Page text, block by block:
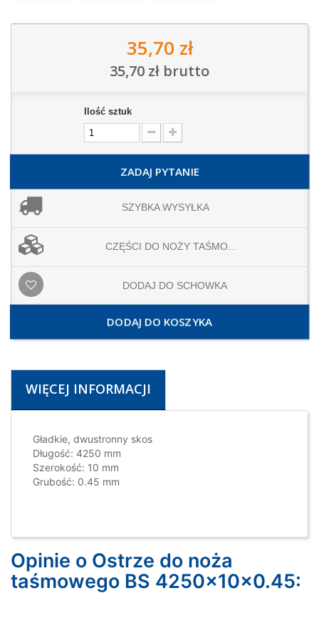
35,70 zł
35,70 zł brutto
Ilość sztuk
ZADAJ PYTANIE
SZYBKA WYSYŁKA
CZĘŚCI DO NOŻY TAŚMO...
DODAJ DO SCHOWKA
DODAJ DO KOSZYKA
WIĘCEJ INFORMACJI
Gładkie, dwustronny skos
Długość: 4250 mm
Szerokość: 10 mm
Grubość: 0.45 mm
Opinie o Ostrze do noża
taśmowego BS 4250x10x0.45: